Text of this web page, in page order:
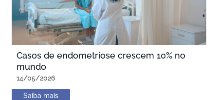
Casos de endometriose crescem 10% no
mundo
14/05/2026
Saiba mais